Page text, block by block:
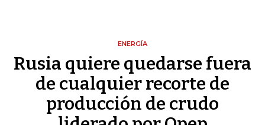
ENERGÍA
Rusia quiere quedarse fuera
de cualquier recorte de
producción de crudo